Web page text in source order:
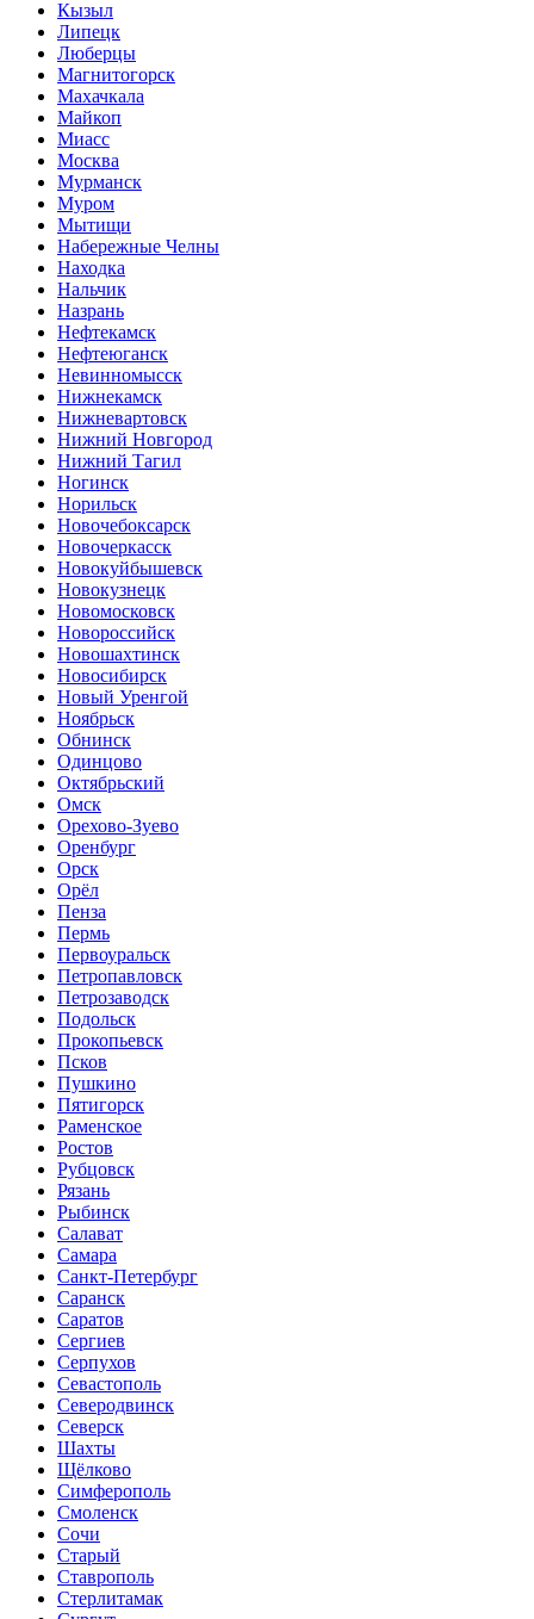
Кызыл
Липецк
Люберцы
Магнитогорск
Махачкала
Майкоп
Миасс
Москва
Мурманск
Муром
Мытищи
Набережные Челны
Находка
Нальчик
Назрань
Нефтекамск
Нефтеюганск
Невинномысск
Нижнекамск
Нижневартовск
Нижний Новгород
Нижний Тагил
Ногинск
Норильск
Новочебоксарск
Новочеркасск
Новокуйбышевск
Новокузнецк
Новомосковск
Новороссийск
Новошахтинск
Новосибирск
Новый Уренгой
Ноябрьск
Обнинск
Одинцово
Октябрьский
Омск
Орехово-Зуево
Оренбург
Орск
Орёл
Пенза
Пермь
Первоуральск
Петропавловск
Петрозаводск
Подольск
Прокопьевск
Псков
Пушкино
Пятигорск
Раменское
Ростов
Рубцовск
Рязань
Рыбинск
Салават
Самара
Санкт-Петербург
Саранск
Саратов
Сергиев
Серпухов
Севастополь
Северодвинск
Северск
Шахты
Щёлково
Симферополь
Смоленск
Сочи
Старый
Ставрополь
Стерлитамак